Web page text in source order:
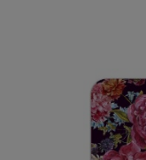
Ramka na